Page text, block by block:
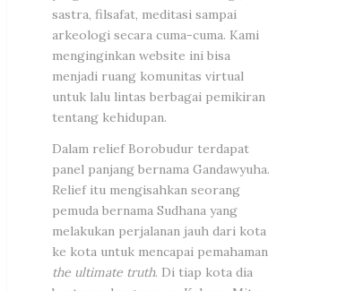
sastra, filsafat, meditasi sampai
arkeologi secara cuma-cuma. Kami
menginginkan website ini bisa
menjadi ruang komunitas virtual
untuk lalu lintas berbagai pemikiran
tentang kehidupan.
Dalam relief Borobudur terdapat
panel panjang bernama Gandawyuha.
Relief itu mengisahkan seorang
pemuda bernama Sudhana yang
melakukan perjalanan jauh dari kota
ke kota untuk mencapai pemahaman
the ultimate truth. Di tiap kota dia